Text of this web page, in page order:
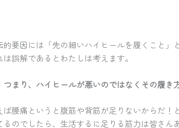
要因には「先の細いハイヒールを履くこと
誤解であるとわたしは考えます。
まり、ハイヒールが悪いのではなくその履き
腰痛というと腹筋や背筋が足りないからだ！
のでしたら、生活するに足りる筋力は皆さ